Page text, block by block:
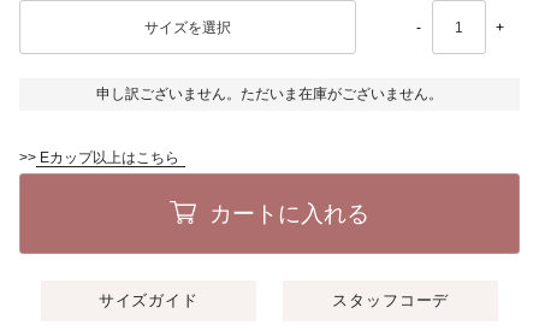
- +
申し訳ございません。ただいま在庫がございません。
>> Eカップ以上はこちら
カートに入れる
サイズガイド スタッフコーデ